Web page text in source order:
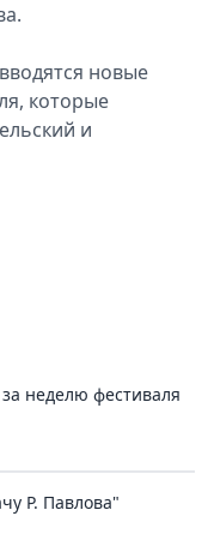
новые
которые
и
неделю фестиваля
Р. Павлова"